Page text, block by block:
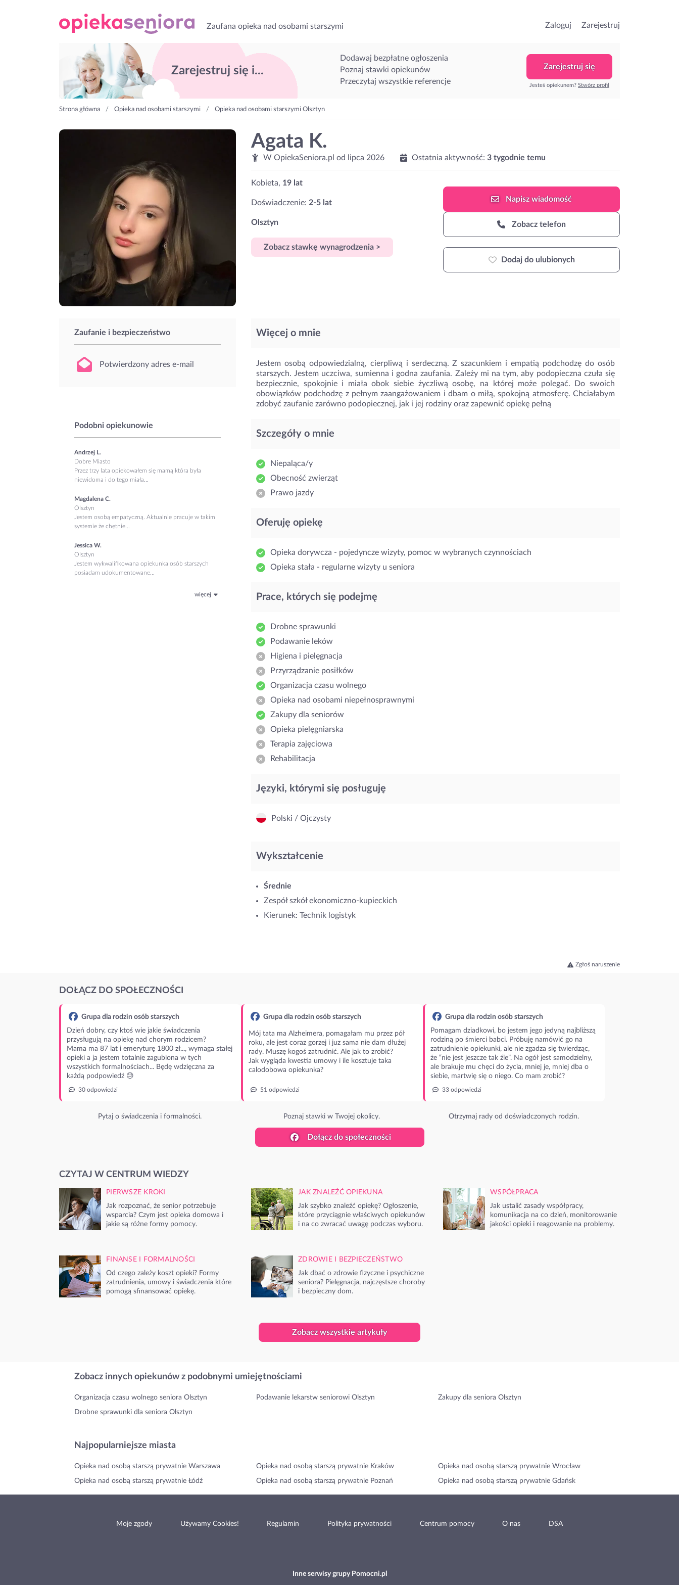
Zaufana opieka nad osobami starszymi Zaloguj Zarejestruj
Zarejestruj się i...
Dodawaj bezpłatne ogłoszenia
Poznaj stawki opiekunów
Przeczytaj wszystkie referencje
Zarejestruj się
Jesteś opiekunem? Stwórz profil
Strona główna Opieka nad osobami starszymi Opieka nad osobami starszymi Olsztyn
Agata K.
W OpiekaSeniora.pl od lipca 2026 Ostatnia aktywność: 3 tygodnie temu
Kobieta, 19 lat
Doświadczenie: 2-5 lat
Olsztyn
Zobacz stawkę wynagrodzenia >
Napiszwiadomość
Zobacz telefon
Dodaj do ulubionych
Zaufanie i bezpieczeństwo
Potwierdzony adres e-mail
Podobni opiekunowie
Andrzej L.
Dobre Miasto
Przez trzy lata opiekowałem się mamą która była
niewidoma i do tego miała...
Magdalena C.
Olsztyn
Jestem osobą empatyczną. Aktualnie pracuje w takim
systemie że chętnie...
Jessica W.
Olsztyn
Jestem wykwalifikowana opiekunka osób starszych
posiadam udokumentowane...
więcej
Więcej o mnie
Jestem osobą odpowiedzialną, cierpliwą i serdeczną. Z szacunkiem i empatią podchodzę do osób
starszych. Jestem uczciwa, sumienna i godna zaufania. Zależy mi na tym, aby podopieczna czuła się
bezpiecznie, spokojnie i miała obok siebie życzliwą osobę, na której może polegać. Do swoich
obowiązków podchodzę z pełnym zaangażowaniem i dbam o miłą, spokojną atmosferę. Chciałabym
zdobyć zaufanie zarówno podopiecznej, jak i jej rodziny oraz zapewnić opiekę pełną
Szczegóły o mnie
Niepaląca/y
Obecność zwierząt
Prawo jazdy
Oferuję opiekę
Opieka dorywcza - pojedyncze wizyty, pomoc w wybranych czynnościach
Opieka stała - regularne wizyty u seniora
Prace, których się podejmę
Drobne sprawunki
Podawanie leków
Higiena i pielęgnacja
Przyrządzanie posiłków
Organizacja czasu wolnego
Opieka nad osobami niepełnosprawnymi
Zakupy dla seniorów
Opieka pielęgniarska
Terapia zajęciowa
Rehabilitacja
Języki, którymi się posługuję
Polski / Ojczysty
Wykształcenie
Średnie
Zespół szkół ekonomiczno-kupieckich
Kierunek: Technik logistyk
Zgłoś naruszenie
DOŁĄCZ DO SPOŁECZNOŚCI
Grupa dla rodzin osób starszych
Dzień dobry, czy ktoś wie jakie świadczenia
przysługują na opiekę nad chorym rodzicem?
Mama ma 87 lat i emeryturę 1800 zł..., wymaga stałej
opieki a ja jestem totalnie zagubiona w tych
wszystkich formalnościach... Będę wdzięczna za
każdą podpowiedź 😓
30 odpowiedzi
Pytaj o świadczenia i formalności.
Grupa dla rodzin osób starszych
Mój tata ma Alzheimera, pomagałam mu przez pół
roku, ale jest coraz gorzej i juz sama nie dam dłużej
rady. Muszę kogoś zatrudnić. Ale jak to zrobić?
Jak wygląda kwestia umowy i ile kosztuje taka
calodobowa opiekunka?
51 odpowiedzi
Poznaj stawki w Twojej okolicy.
Grupa dla rodzin osób starszych
Pomagam dziadkowi, bo jestem jego jedyną najbliższą
rodziną po śmierci babci. Próbuję namówić go na
zatrudnienie opiekunki, ale nie zgadza się twierdząc,
że “nie jest jeszcze tak źle”. Na ogół jest samodzielny,
ale brakuje mu chęci do życia, mniej je, mniej dba o
siebie, martwię się o niego. Co mam zrobić?
33 odpowiedzi
Otrzymaj rady od doświadczonych rodzin.
Dołącz do społeczności
CZYTAJ W CENTRUM WIEDZY
PIERWSZE KROKI
Jak rozpoznać, że senior potrzebuje
wsparcia? Czym jest opieka domowa i
jakie są różne formy pomocy.
JAK ZNALEŹĆ OPIEKUNA
Jak szybko znaleźć opiekę? Ogłoszenie,
które przyciągnie właściwych opiekunów
i na co zwracać uwagę podczas wyboru.
WSPÓŁPRACA
Jak ustalić zasady współpracy,
komunikacja na co dzień, monitorowanie
jakości opieki i reagowanie na problemy.
FINANSE I FORMALNOŚCI
Od czego zależy koszt opieki? Formy
zatrudnienia, umowy i świadczenia które
pomogą sfinansować opiekę.
ZDROWIE I BEZPIECZEŃSTWO
Jak dbać o zdrowie fizyczne i psychiczne
seniora? Pielęgnacja, najczęstsze choroby
i bezpieczny dom.
Zobacz wszystkie artykuły
Zobacz innych opiekunów z podobnymi umiejętnościami
Organizacja czasu wolnego seniora Olsztyn Podawanie lekarstw seniorowi Olsztyn Zakupy dla seniora Olsztyn
Drobne sprawunki dla seniora Olsztyn
Najpopularniejsze miasta
Opieka nad osobą starszą prywatnie Warszawa Opieka nad osobą starszą prywatnie Kraków Opieka nad osobą starszą prywatnie Wrocław
Opieka nad osobą starszą prywatnie Łódź Opieka nad osobą starszą prywatnie Poznań Opieka nad osobą starszą prywatnie Gdańsk
Moje zgody Używamy Cookies! Regulamin Polityka prywatności Centrum pomocy O nas DSA
Inne serwisy grupy Pomocni.pl